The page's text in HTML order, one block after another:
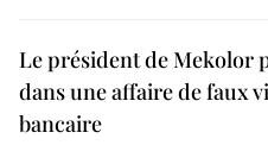
Le président de Mekolor
dans une affaire de faux
bancaire